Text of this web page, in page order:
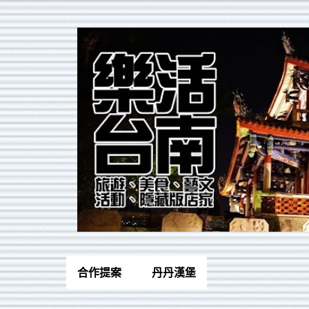
合作提案 丹丹漢堡